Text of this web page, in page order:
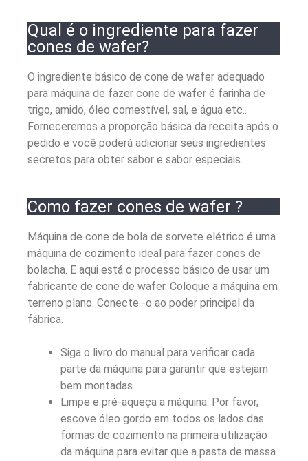
Qual é o ingrediente para fazer
cones de wafer?
O ingrediente básico de cone de wafer adequado
para máquina de fazer cone de wafer é farinha de
trigo, amido, óleo comestível, sal, e água etc..
Forneceremos a proporção básica da receita após o
pedido e você poderá adicionar seus ingredientes
secretos para obter sabor e sabor especiais.
Como fazer cones de wafer ?
Máquina de cone de bola de sorvete elétrico é uma
máquina de cozimento ideal para fazer cones de
bolacha. E aqui está o processo básico de usar um
fabricante de cone de wafer. Coloque a máquina em
terreno plano. Conecte -o ao poder principal da
fábrica.
Siga o livro do manual para verificar cada
parte da máquina para garantir que estejam
bem montadas.
Limpe e pré-aqueça a máquina. Por favor,
escove óleo gordo em todos os lados das
formas de cozimento na primeira utilização
da máquina para evitar que a pasta de massa